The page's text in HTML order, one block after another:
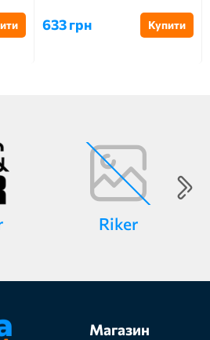
&nb...
633 грн Купити
Riker
Магазин